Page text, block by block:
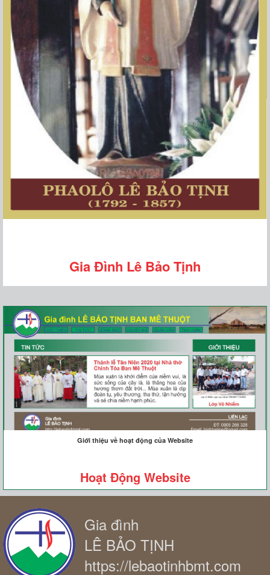
Gia Đình Lê Bảo Tịnh
Giới thiệu về hoạt động của Website
Hoạt Động Website
Gia đình
LÊ BẢO TỊNH
https://lebaotinhbmt.com